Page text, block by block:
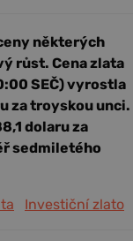
některých
růst. Cena zlata
SEČ) vyrostla
za troyskou unci.
dolaru za
sedmiletého
Investiční zlato